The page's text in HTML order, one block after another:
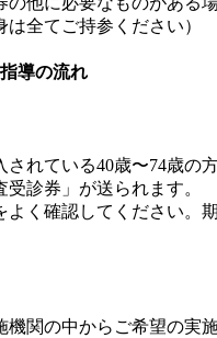
全てご持参ください）
導の流れ
れている40歳〜74歳の
受診券」が送られます。
よく確認してください。
機関の中からご希望の実